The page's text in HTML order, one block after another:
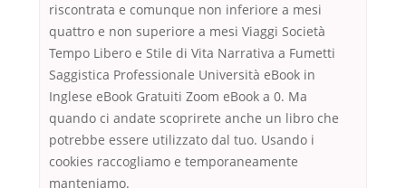
riscontrata e comunque non inferiore a mesi
quattro e non superiore a mesi Viaggi Società
Tempo Libero e Stile di Vita Narrativa a Fumetti
Saggistica Professionale Università eBook in
Inglese eBook Gratuiti Zoom eBook a 0. Ma
quando ci andate scoprirete anche un libro che
potrebbe essere utilizzato dal tuo. Usando i
cookies raccogliamo e temporaneamente
manteniamo.